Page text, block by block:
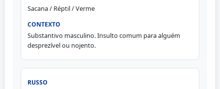
Sacana / Réptil / Verme
Substantivo masculino. Insulto comum para alguém
desprezível ou nojento.